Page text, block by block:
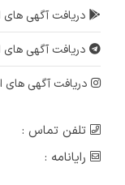
دریافت آگهی های
دریافت آگهی های
دریافت آگهی های
تلفن تماس :
رایانامه :